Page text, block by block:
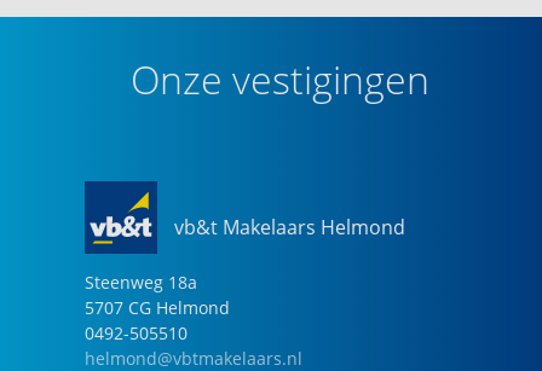
Onze vestigingen
vb&t Makelaars Helmond
Steenweg 18a
5707 CG Helmond
0492-505510
helmond@vbtmakelaars.nl